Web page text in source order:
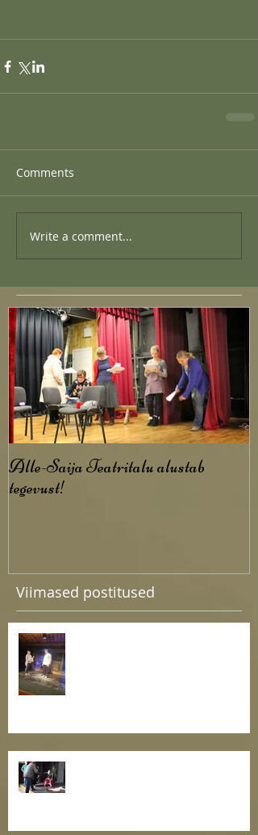
Comments
Write a comment...
Alle-Saija Teatritalu alustab
tegevust!
Viimased postitused